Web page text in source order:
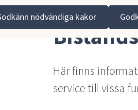
nödvändiga kakor
Här finns
service till vissa